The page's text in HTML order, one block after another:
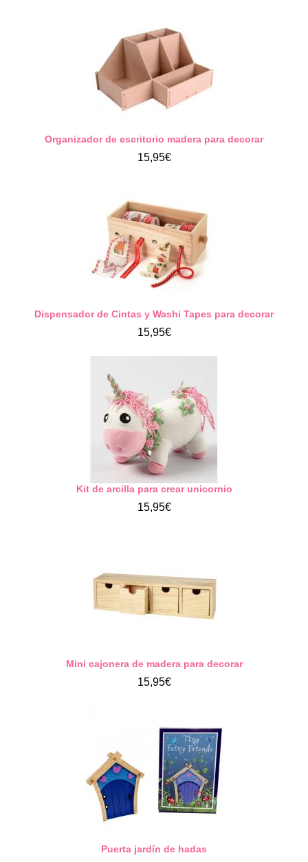
Organizador de escritorio madera para decorar
15,95€
Dispensador de Cintas y Washi Tapes para decorar
15,95€
Kit de arcilla para crear unicornio
15,95€
Mini cajonera de madera para decorar
15,95€
Puerta jardín de hadas